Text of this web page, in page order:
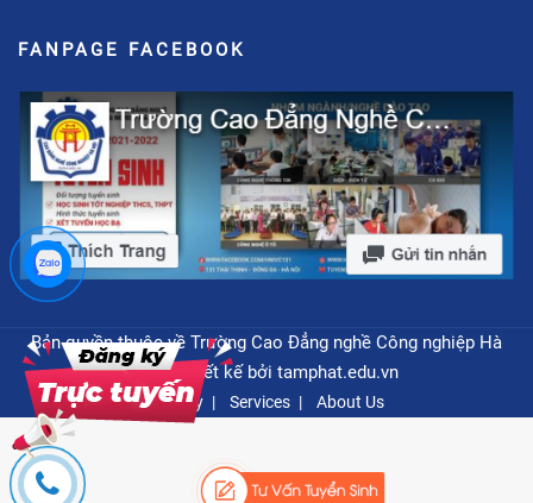
FANPAGE FACEBOOK
Bản quyền thuộc về Trường Cao Đẳng nghề Công nghiệp Hà
Nội - Thiết kế bởi tamphat.edu.vn
Privacy Services About Us